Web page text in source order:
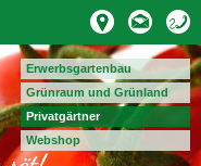
Erwerbsgartenbau
Grünraum und Grünland
Privatgärtner
Webshop